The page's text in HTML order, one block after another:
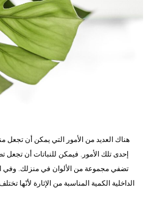
هناك العديد من الأمور التي يمكن أن تجعل
إحدى تلك الأمور. فيمكن للنباتات أن تجعل
تضفي مجموعة من الألوان في منزلك. وفي
الداخلية الكمية المناسبة من الإثارة لأنّها